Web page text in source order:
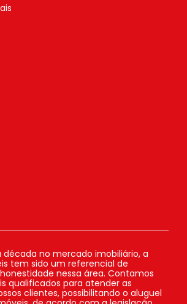
década no mercado imobiliário, a
tem sido um referencial de
nessa área. Contamos
qualificados para atender as
clientes, possibilitando o aluguel